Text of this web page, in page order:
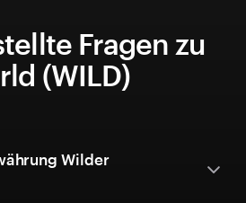
Fragen zu
(WILD)
Wilder